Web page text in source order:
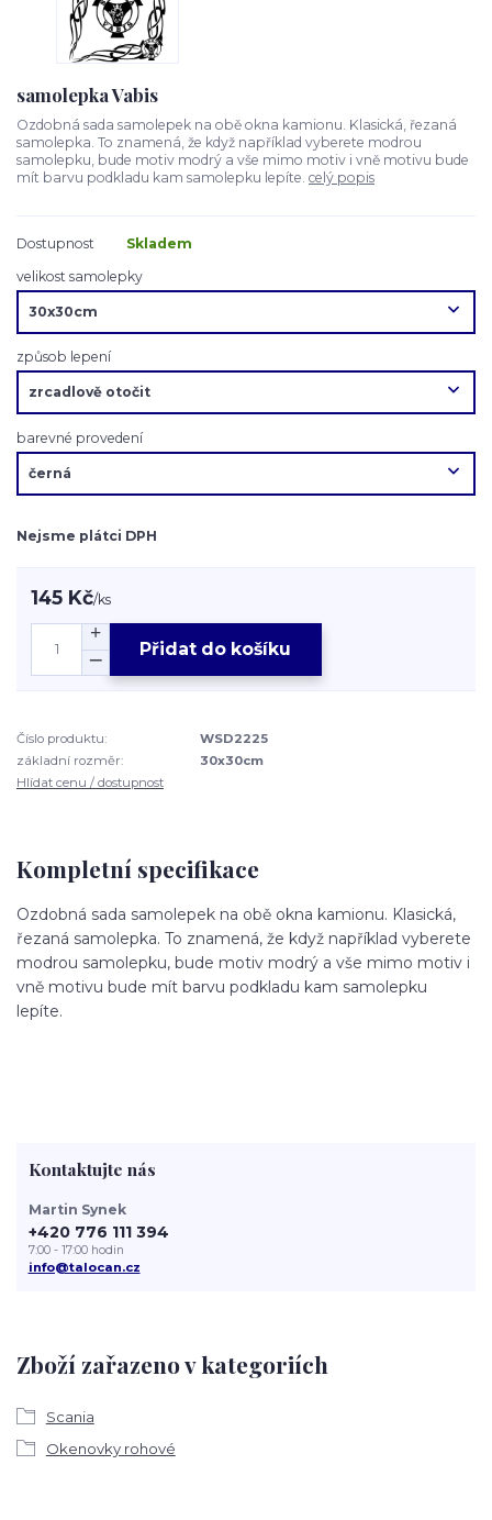
samolepka Vabis
Ozdobná sada samolepek na obě okna kamionu. Klasická, řezaná
samolepka. To znamená, že když například vyberete modrou
samolepku, bude motiv modrý a vše mimo motiv i vně motivu bude
mít barvu podkladu kam samolepku lepíte. celý popis
Dostupnost
Skladem
velikost samolepky
způsob lepení
barevné provedení
Nejsme plátci DPH
145 Kč/ks
Přidat do košíku
Číslo produktu:
WSD2225
základní rozměr:
30x30cm
Hlídat cenu / dostupnost
Kompletní specifikace
Ozdobná sada samolepek na obě okna kamionu. Klasická,
řezaná samolepka. To znamená, že když například vyberete
modrou samolepku, bude motiv modrý a vše mimo motiv i
vně motivu bude mít barvu podkladu kam samolepku
lepíte.
Zboží zařazeno v kategoriích
Scania
Okenovky rohové
Kontaktujte nás
Martin Synek
+420 776 111 394
7:00 - 17:00 hodin
info@talocan.cz